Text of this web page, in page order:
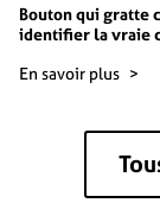
Bouton qui gratte
identifier la vraie
En savoir plus